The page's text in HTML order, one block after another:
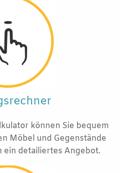
können Sie bequem
Möbel und Gegenstände
ein detailiertes Angebot.